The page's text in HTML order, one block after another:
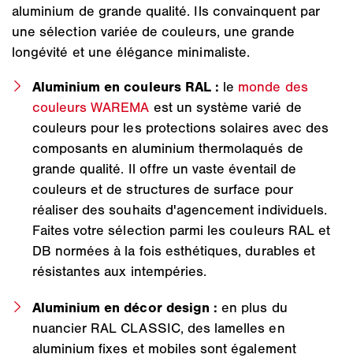
aluminium de grande qualité. Ils convainquent par
une sélection variée de couleurs, une grande
longévité et une élégance minimaliste.
Aluminium en couleurs RAL : le monde des
couleurs WAREMA est un système varié de
couleurs pour les protections solaires avec des
composants en aluminium thermolaqués de
grande qualité. Il offre un vaste éventail de
couleurs et de structures de surface pour
réaliser des souhaits d'agencement individuels.
Faites votre sélection parmi les couleurs RAL et
DB normées à la fois esthétiques, durables et
résistantes aux intempéries.
Aluminium en décor design :en plus du
nuancier RAL CLASSIC, des lamelles en
aluminium fixes et mobiles sont également